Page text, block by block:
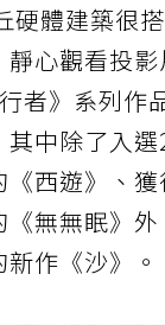
硬體建築很
心觀看投
者》系列作
其中除了入
《西遊》、
無無眠》
作《沙》。